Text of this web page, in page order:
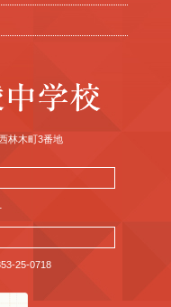
林木町3番地
25-0718